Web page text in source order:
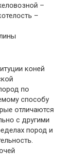
–
–
коней
по
способу
отличаются
с другими
пород и